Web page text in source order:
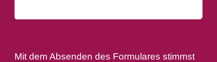
Mit dem Absenden des Formulares stimmst